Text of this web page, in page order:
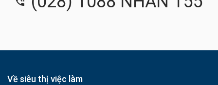
Về siêu thị việc làm